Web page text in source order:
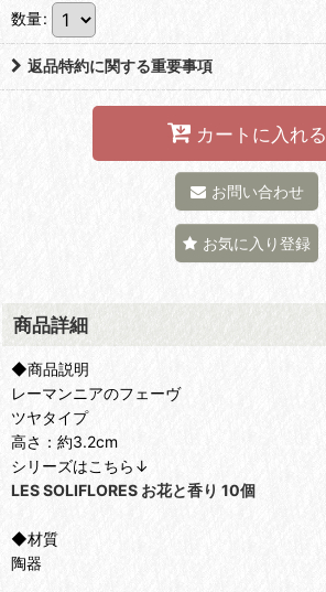
数量:
返品特約に関する重要事項
カートに入れる
お問い合わせ
お気に入り登録
商品詳細
◆商品説明
レーマンニアのフェーヴ
ツヤタイプ
高さ：約3.2cm
シリーズはこちら↓
LES SOLIFLORES お花と香り 10個
◆材質
陶器